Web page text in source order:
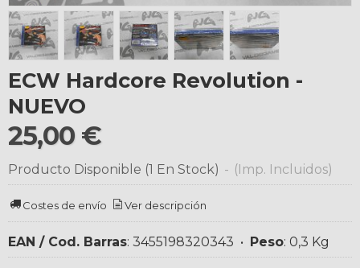
ECW Hardcore Revolution -
NUEVO
25,00 €
Producto Disponible (1 En Stock) - (Imp. Incluidos)
Costes de envío Ver descripción
EAN / Cod. Barras: 3455198320343 • Peso: 0,3 Kg